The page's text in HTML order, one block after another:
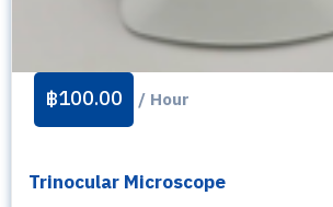
฿100.00 / Hour
Trinocular Microscope